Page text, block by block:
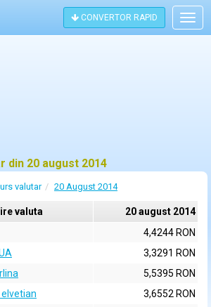
CONVERTOR RAPID
din 20 august 2014
valutar 20 August 2014
valuta
20 august 2014
4,4244 RON
3,3291 RON
5,5395 RON
elvetian
3,6552 RON